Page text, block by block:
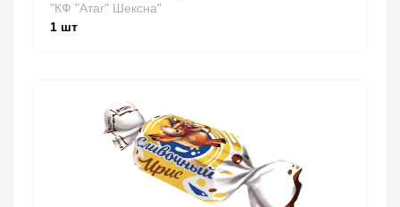
"КФ "Атаг" Шексна"
1 шт